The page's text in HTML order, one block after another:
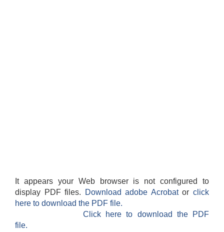
It appears your Web browser is not configured to
display PDF files.
Download adobe Acrobatorclick
here to download the PDF file.
Click here to download the PDF
file.